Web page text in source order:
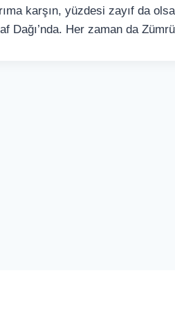
karşın, yüzdesi zayıf da
Dağı’nda. Her zaman da